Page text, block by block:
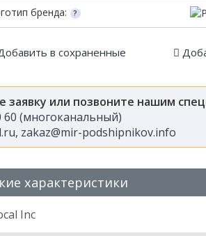
бренда:
в сохраненные
заявку или позвоните нашим
60 (многоканальный)
, zakaz@mir-podshipnikov.info
характеристики
Inc